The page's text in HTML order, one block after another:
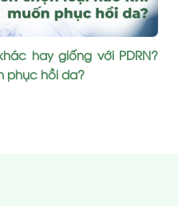
hay giống với PDRN?
phục hồi da?